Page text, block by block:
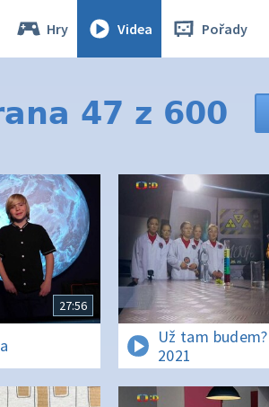
Hry Videa Pořady
47 z 600
27:56
Už tam
2021